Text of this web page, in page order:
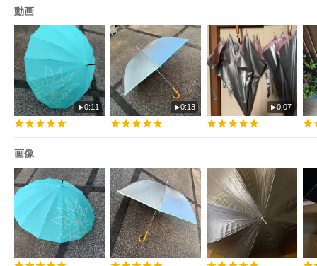
動画
0:11 0:13 0:07
画像